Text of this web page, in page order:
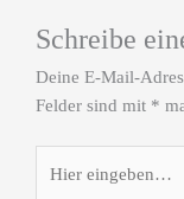
n
g
n
k
e
Schreibe
Deine E-Mail-
Felder sind mit *
eingeben…